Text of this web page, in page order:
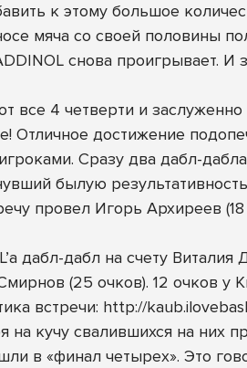
к этому большое
мяча со своей половины
снова проигрывает.
все 4 четверти и
Отличное достижение
Сразу два дабл-
былую
провел Игорь Архиреев
дабл-дабл на счету
(25 очков). 12 очков у
встречи: http://
на кучу свалившихся на них
в «финал четырех». Это